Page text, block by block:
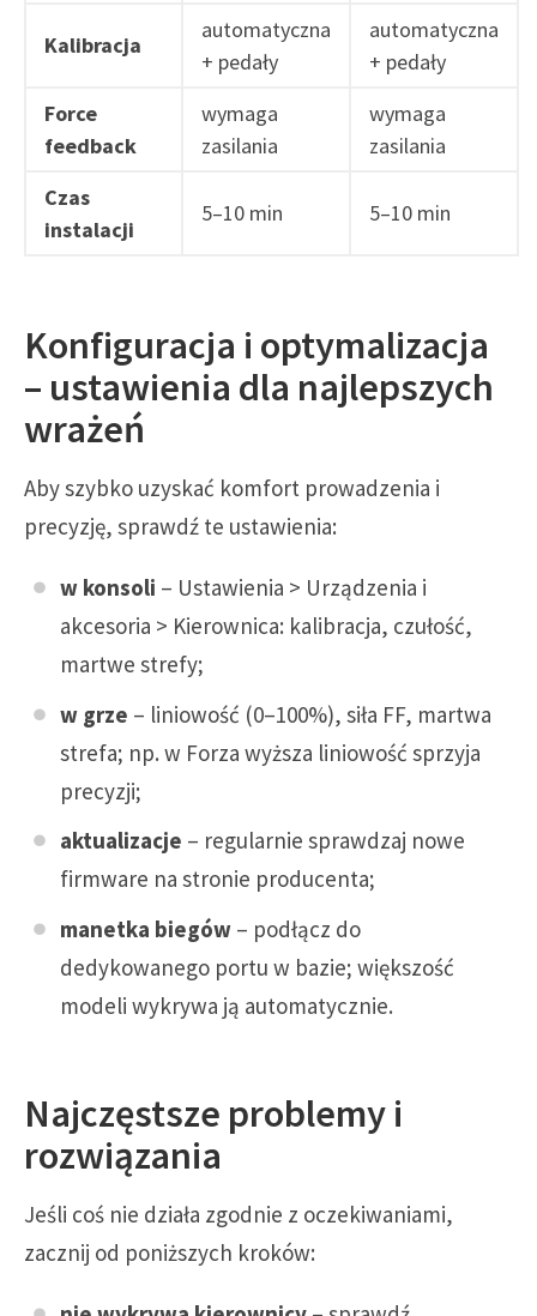
Kalibracja
automatyczna
+ pedały
automatyczna
+ pedały
Force
feedback
wymaga
zasilania
wymaga
zasilania
Czas
instalacji
5–10 min 5–10 min
Konfiguracja i optymalizacja
– ustawienia dla najlepszych
wrażeń
Aby szybko uzyskać komfort prowadzenia i
precyzję, sprawdź te ustawienia:
w konsoli – Ustawienia > Urządzenia i
akcesoria > Kierownica: kalibracja, czułość,
martwe strefy;
w grze – liniowość (0–100%), siła FF, martwa
strefa; np. w Forza wyższa liniowość sprzyja
precyzji;
aktualizacje – regularnie sprawdzaj nowe
firmware na stronie producenta;
manetka biegów – podłącz do
dedykowanego portu w bazie; większość
modeli wykrywa ją automatycznie.
Najczęstsze problemy i
rozwiązania
Jeśli coś nie działa zgodnie z oczekiwaniami,
zacznij od poniższych kroków: